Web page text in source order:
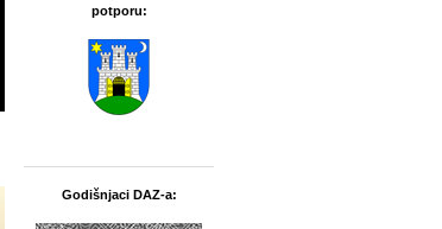
potporu:
Godišnjaci DAZ-a: